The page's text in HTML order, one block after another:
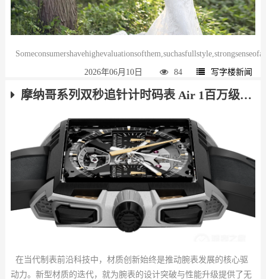
2026年06月10日 84 写字楼新闻
摩纳哥系列双秒追针计时码表 Air 1百万级的科技狠活！
在当代制表前沿科技中，材质创新始终是推动腕表发展的核心驱
动力。新型材质的迭代，就为腕表的设计突破与性能升级提供了无